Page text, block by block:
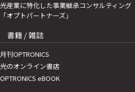
光産業に特化した事業継承コンサルティング
「オプトパートナーズ」
書籍 / 雑誌
月刊OPTRONICS
光のオンライン書店
OPTRONICS eBOOK